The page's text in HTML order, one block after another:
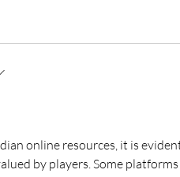
online resources, it is
by players. Some